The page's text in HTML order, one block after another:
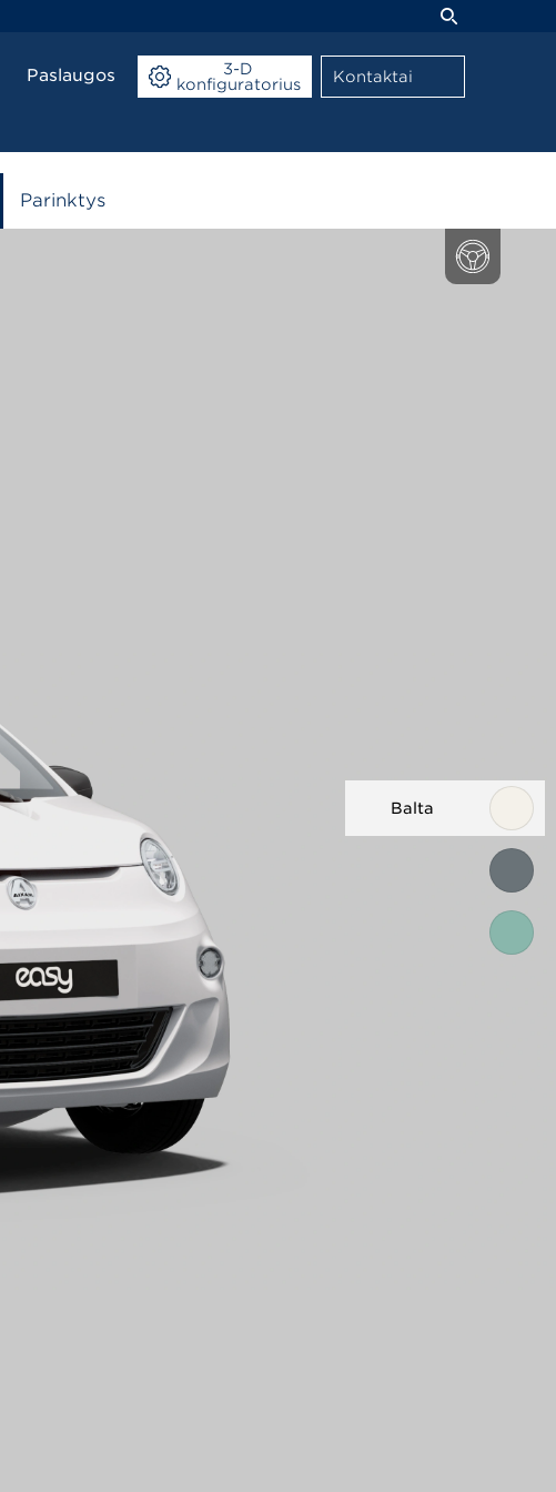
Paslaugos
3-D
konfiguratorius
Kontaktai
Parinktys
Balta